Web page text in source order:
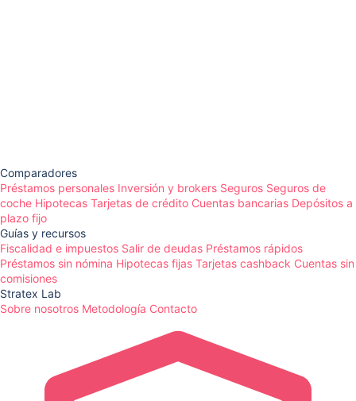
Comparadores
Préstamos personales Inversión y brokers Seguros Seguros de
coche Hipotecas Tarjetas de crédito Cuentas bancarias Depósitos a
plazo fijo
Guías y recursos
Fiscalidad e impuestos Salir de deudas Préstamos rápidos
Préstamos sin nómina Hipotecas fijas Tarjetas cashback Cuentas sin
comisiones
Stratex Lab
Sobre nosotros Metodología Contacto